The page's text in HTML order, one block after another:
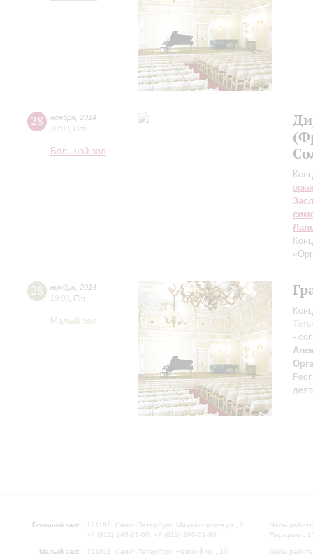
28 ноября 2014
20:00 Пт
Большой зал
28 ноября 2014
19:00 Пт
Малый зал
-
Большой зал:
191186, Санкт-Петербург, Михайловская ул., 2
+7 (812) 240-01-00, +7 (812) 240-01-80
Малый зал:
191011, Санкт-Петербург, Невский пр., 30
Часы
Перерыв с
Часы